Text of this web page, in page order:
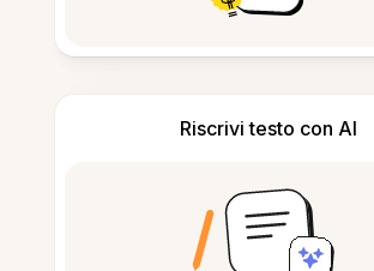
Riscrivi testo con AI